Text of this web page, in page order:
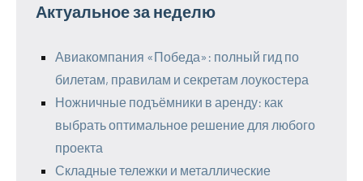
Актуальное за неделю
Авиакомпания «Победа»: полный гид по
билетам, правилам и секретам лоукостера
Ножничные подъёмники в аренду: как
выбрать оптимальное решение для любого
проекта
Складные тележки и металлические